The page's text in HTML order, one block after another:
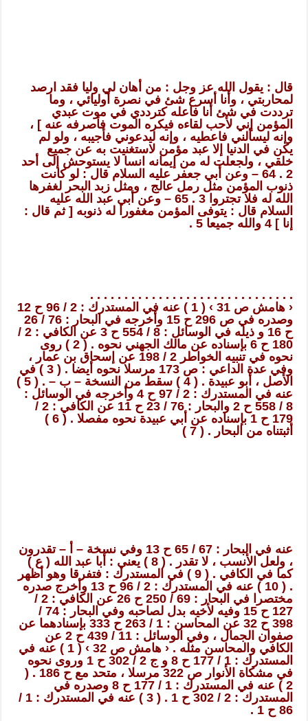
قال : يقول الله عز وجل : من أهان لي وليا فقد ارصد
لمحاربتي ، وأنا أسرع شئ في نصرة أوليائي ، وما
ترددت في شئ أنا فاعله كترددي في موت عبدي
المؤمن إني لأحب لقاءه فيكره الموت فأصرفه عنه ] ،
وإنه ليسألني فاعطيه ، وإنه ليدعوني فأجيبه ، ولو لم
يكن في الدنيا إلا عبد مؤمن لاستغنيت به عن جميع
خلقي ، ولجعلت له من إيمانه انسا لا يستوحش إلى أحد
2 . 64 – وعن أبي جعفر عليه السلام قال : لو كانت
ذنوب المؤمن مثل رمل عالج ، ومثل زبد البحر لغفرها
الله له فلا تجتروا 3 . 65 – وعن أبي عبد الله عليه
السلام قال : يتوفى المؤمن مغفورا له ذنوبه [ ثم قال :
إنا ] 4 والله جميعا 5 .
. . . . . . . . . . . . . . . . . . . . . . . . . . . . . .
‹ هامش ص 31 › ( 1 ) عنه في المستدرك : 2 / 96 ح 12
وصدره في ص 296 ح 15 وأخرجه في البحار : 76 / 26
ح 16 و ذيله في الوسائل : 8 / 554 ح 3 عن الكافي : 2 /
180 ح 6 بإسناده عن مالك الجهني نحوه . ( 2 ) روى
نحوه في تنبيه الخواطر 2 / 198 عن إسحاق بن عمار ،
وفي عدة الداعي : ص 173 مرسلا نحوه أيضا . ( 3 ) في
الأصل ، أبو عبيدة . ( 4 ) سقط من النسخة – ب – . ( 5 )
عنه في المستدرك : 2 / 97 ح 4 وأخرجه في الوسائل :
8 / 558 ح 2 والبحار : 76 / 23 ح 11 عن الكافي : 2 /
179 ح 1 بإسناده عن أبي عبيدة نحوه مفصلا . ( 6 )
أثبتناه من البحار . ( 7 )
عنه في البحار : 67 / 65 ح 13 وفي نسخة – أ – تقدرون
، ولعل الأنسب ، لا تقدر . ( 8 ) يعني : أبا عبد الله ( ع )
كما في الكافي . ( 9 ) في المستدرك : فتفرقا وهو أظهر
. ( 10 ) عنه في المستدرك : 2 / 96 ح 13 وأخرج صدره
مختصرا في البحار : 69 / 250 ح 26 عن الكافي : 2 /
127 ح 15 وفيه لأخيه بدل لصاحبه وفي البحار : 74 /
398 ح 32 عن المحاسن : 1 / 263 ح 333 بإسنادهما عن
صفوان الجمال ، وفي الوسائل : 11 / 439 ح 2 عن
الكافي والمحاسن مثله . ‹ هامش ص 32 › ( 1 ) عنه في
المستدرك : 1 / 177 ح 8 و ج 2 / 302 ح 1 وروى نحوه
في مشكاة الأنوار ص 322 مرسلا ، متحد مع ح 186 . (
2 ) عنه في المستدرك : 1 / 177 ح 8 وصدره في
المستدرك : 2 / 302 ح 1 . ( 3 ) عنه في المستدرك : 1 /
86 ح 1 .